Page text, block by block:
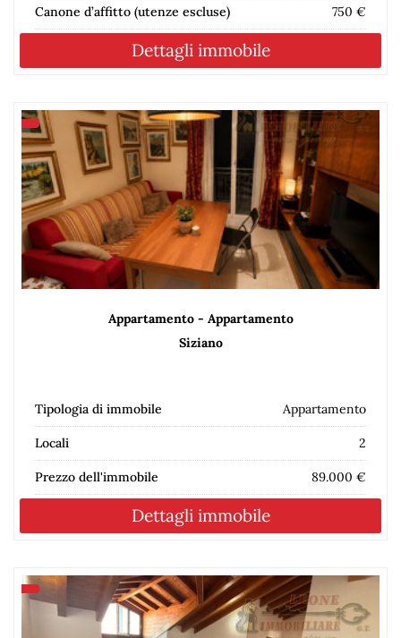
Canone d’affitto (utenze escluse) 750 €
Dettagli immobile
Appartamento - Appartamento
Siziano
Tipologia di immobile Appartamento
Locali 2
Prezzo dell'immobile 89.000 €
Dettagli immobile